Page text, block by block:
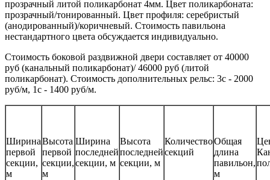
прозрачный литой поликарбонат 4мм. Цвет поликарбоната:
прозрачный/тонированный. Цвет профиля: серебристый
(анодированный)/коричневый. Стоимость павильона
нестандартного цвета обсуждается индивидуально.
Стоимость боковой раздвижной двери составляет от 40000
руб (канальный поликарбонат)/ 46000 руб (литой
поликарбонат). Стоимость дополнительных рельс: 3с - 2000
руб/м, 1с - 1400 руб/м.
Ширина
первой
секции,
м
Высота
первой
секции,
м
Ширина
последней
секции, м
Высота
последней
секции, м
Количество
секций
Общая
длина
павильон,
м